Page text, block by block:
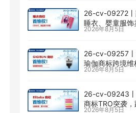
26-cv-09272㇑
睡衣、婴童服饰
查CENLYE商标
2026年8月5日
26-cv-09257㇑
瑜伽商标跨境维
TRO冻结风险
2026年8月5日
26-cv-09243
商标TRO突袭，
2026年8月5日